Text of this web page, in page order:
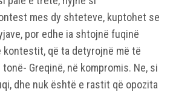
mes dy shteteve, kuptohet se
por edhe ia shtojnë fuqinë
kontestit, që ta detyrojnë më të
Greqinë, në kompromis. Ne, si
dhe nuk është e rastit që opozita